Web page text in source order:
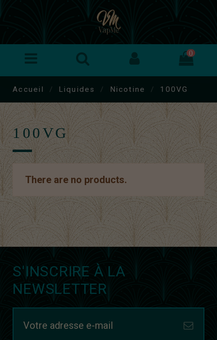
0
Accueil Liquides Nicotine 100VG
100VG
There are no products.
S'INSCRIRE À LA
NEWSLETTER